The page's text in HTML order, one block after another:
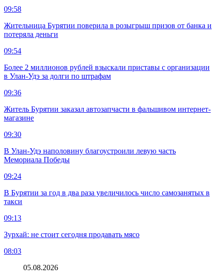
09:58
Жительница Бурятии поверила в розыгрыш призов от банка и
потеряла деньги
09:54
Более 2 миллионов рублей взыскали приставы с организации
в Улан-Удэ за долги по штрафам
09:36
Житель Бурятии заказал автозапчасти в фальшивом интернет-
магазине
09:30
В Улан-Удэ наполовину благоустроили левую часть
Мемориала Победы
09:24
В Бурятии за год в два раза увеличилось число самозанятых в
такси
09:13
Зурхай: не стоит сегодня продавать мясо
08:03
05.08.2026